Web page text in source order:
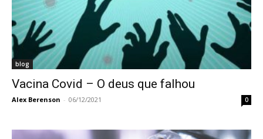
blog
Vacina Covid – O deus que falhou
Alex Berenson - 06/12/2021 0